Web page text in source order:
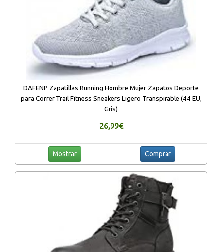
DAFENP Zapatillas Running Hombre Mujer Zapatos Deporte
para Correr Trail Fitness Sneakers Ligero Transpirable (44 EU,
Gris)
26,99€
Mostrar Comprar